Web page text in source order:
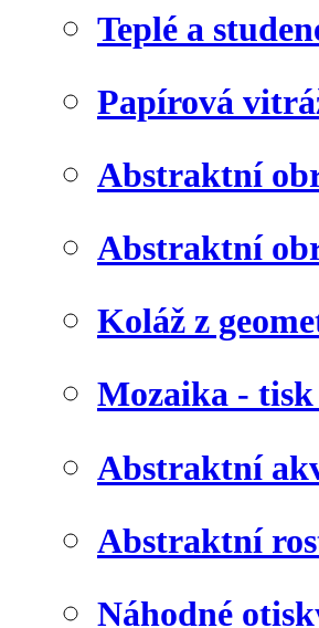
Teplé a
Papírová
Abstraktní
Abstraktní
Koláž z
Mozaika - tisk
Abstraktní
Abstraktní
Náhodné